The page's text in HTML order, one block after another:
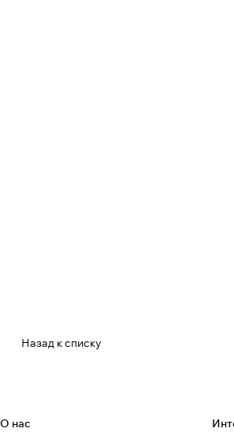
Назад к списку
О нас